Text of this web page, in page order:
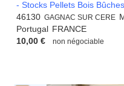
- Stocks Pellets Bois
46130 GAGNAC SUR CERE
Portugal FRANCE
10,00 €
non négociable